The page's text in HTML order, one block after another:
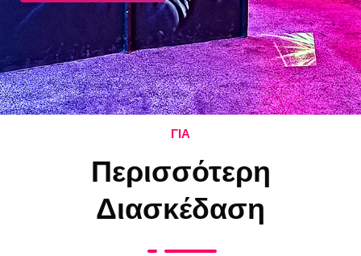
ΓΙΑ
Περισσότερη
Διασκέδαση